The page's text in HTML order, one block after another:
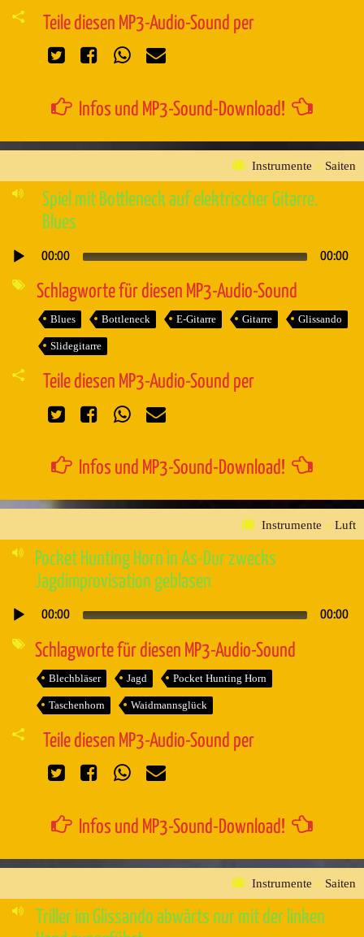
Teile diesen MP3-Audio-Sound per
Infos und MP3-Sound-Download!
Instrumente » Saiten
Spiel mit Bottleneck auf elektrischer Gitarre.
Blues
Audio-
00:00 00:00
Schlagworte für diesen MP3-Audio-Sound
Blues Bottleneck E-Gitarre Gitarre Glissando
Slidegitarre
Teile diesen MP3-Audio-Sound per
Infos und MP3-Sound-Download!
Instrumente » Luft
Pocket Hunting Horn in As-Dur zwecks
Jagdimprovisation geblasen
Audio-
00:00 00:00
Schlagworte für diesen MP3-Audio-Sound
Blechbläser Jagd Pocket Hunting Horn
Taschenhorn Waidmannsglück
Teile diesen MP3-Audio-Sound per
Infos und MP3-Sound-Download!
Instrumente » Saiten
Triller im Glissando abwärts nur mit der linken